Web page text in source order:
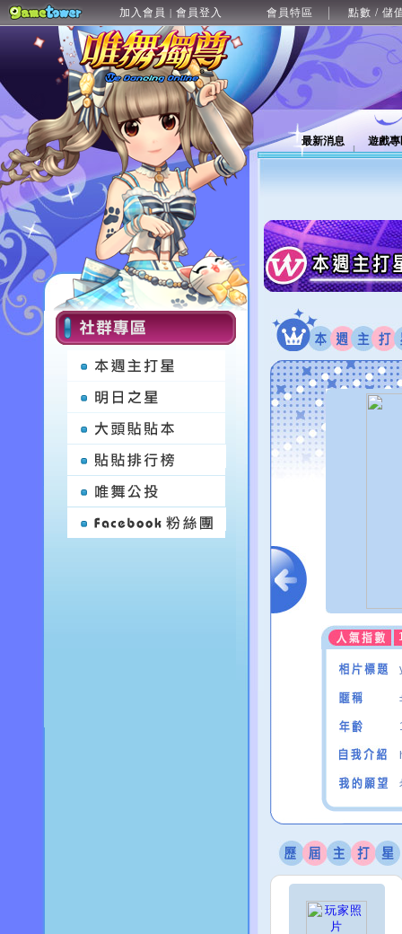
加入會員 | 會員登入 會員特區 點數 / 儲
最新消息 遊戲